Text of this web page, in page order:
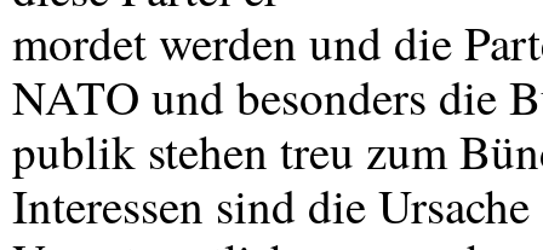
mordet werden und die
NATO und besonders die
publik stehen treu zum
Interessen sind die